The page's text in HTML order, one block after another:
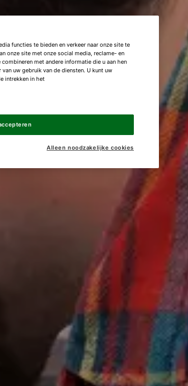
functies te bieden en verkeer naar onze site te
onze site met onze social media, reclame- en
met andere informatie die u aan hen
uw gebruik van de diensten. U kunt uw
intrekken in het
Alleen noodzakelijke cookies